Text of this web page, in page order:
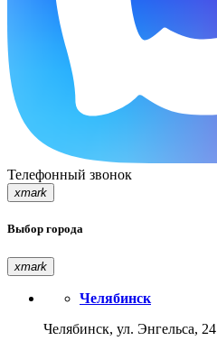
Телефонный звонок
xmark
Выбор города
xmark
Челябинск
Челябинск, ул. Энгельса, 24